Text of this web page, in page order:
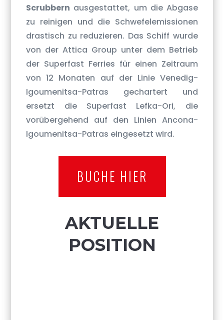
Scrubbern ausgestattet, um die Abgase
zu reinigen und die Schwefelemissionen
drastisch zu reduzieren. Das Schiff wurde
von der Attica Group unter dem Betrieb
der Superfast Ferries für einen Zeitraum
von 12 Monaten auf der Linie Venedig-
Igoumenitsa-Patras gechartert und
ersetzt die Superfast Lefka-Ori, die
vorübergehend auf den Linien Ancona-
Igoumenitsa-Patras eingesetzt wird.
BUCHE HIER
AKTUELLE
POSITION